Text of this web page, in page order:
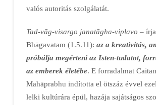
valós auto­ritás szolgá­la­tát.
Tad-vāg-visargo janatāgha-viplavo –
Bhāgavatam (1.5.11): az a krea­tivitás,
próbálja meg­ér­te­ni az Isten-tuda­tot,
az emberek életébe. E forra­dal­mat
Mahāprabhu in­dí­totta el öt­száz évvel
lelki kul­tú­rára épül, hazá­ja sa­ját­ságos